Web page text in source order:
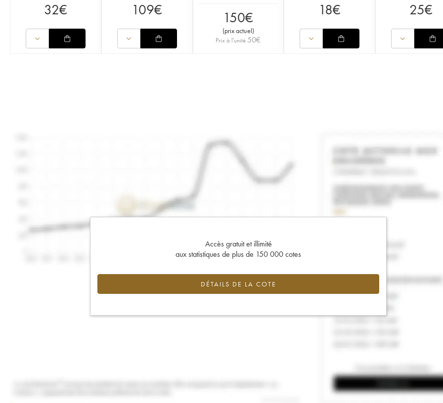
32€ 109€ 150€
(prix actuel)
Prix à l'unité 50€
18€ 25€
Accès gratuit et illimité
aux statistiques de plus de 150 000 cotes
DÉTAILS DE LA COTE